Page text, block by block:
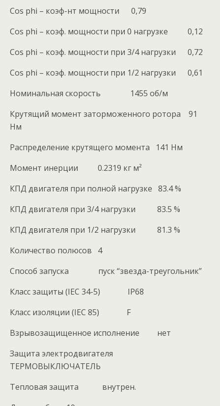
Cos phi – коэф-нт мощности 0,79
Cos phi – коэф. мощности при 0 нагрузке 0,12
Cos phi – коэф. мощности при 3/4 нагрузки 0,72
Cos phi – коэф. мощности при 1/2 нагрузки 0,61
Номинальная скорость 1455 об/м
Крутящий момент заторможенного ротора 91
Нм
Распределение крутящего момента 141 Нм
Момент инерции 0.2319 кг м²
КПД двигателя при полной нагрузке 83.4 %
КПД двигателя при 3/4 нагрузки 83.5 %
КПД двигателя при 1/2 нагрузки 81.3 %
Количество полюсов 4
Способ запуска пуск “звезда-треугольник”
Класс защиты (IEC 34-5) IP68
Класс изоляции (IEC 85) F
Взрывозащищенное исполнение нет
Защита электродвигателя
ТЕРМОВЫКЛЮЧАТЕЛЬ
Тепловая защита внутрен.